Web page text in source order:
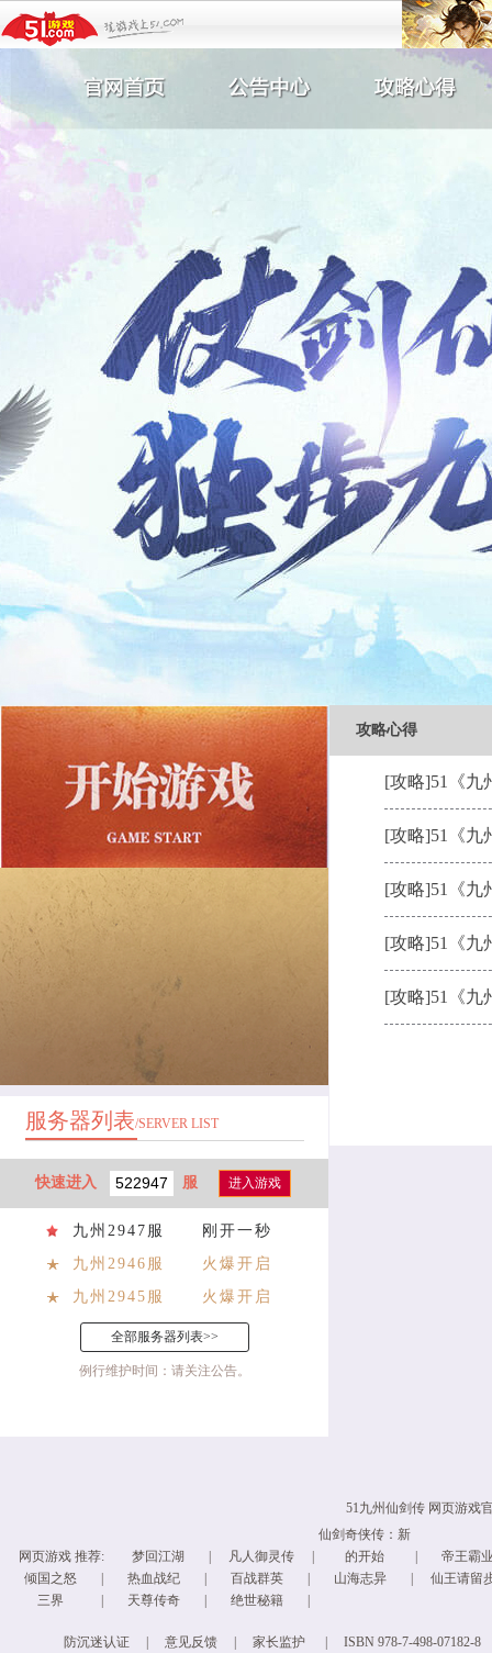
攻略心得
[攻略]51《九
[攻略]51《九
[攻略]51《九
[攻略]51《九
[攻略]51《九
服务器列表/SERVER LIST
快速进入 服 进入游戏
九州2947服
刚开一秒
九州2946服
火爆开启
九州2945服
火爆开启
全部服务器列表>>
例行维护时间：请关注公告。
51九州仙剑传 网页游戏
网页游戏 推荐: 梦回江湖 凡人御灵传
仙剑奇侠传：新
的开始
帝王霸
倾国之怒
热血战纪 百战群英 山海志异
仙王请留
三界
天尊传奇 绝世秘籍
防沉迷认证 意见反馈 家长监护
ISBN 978-7-498-07182-8